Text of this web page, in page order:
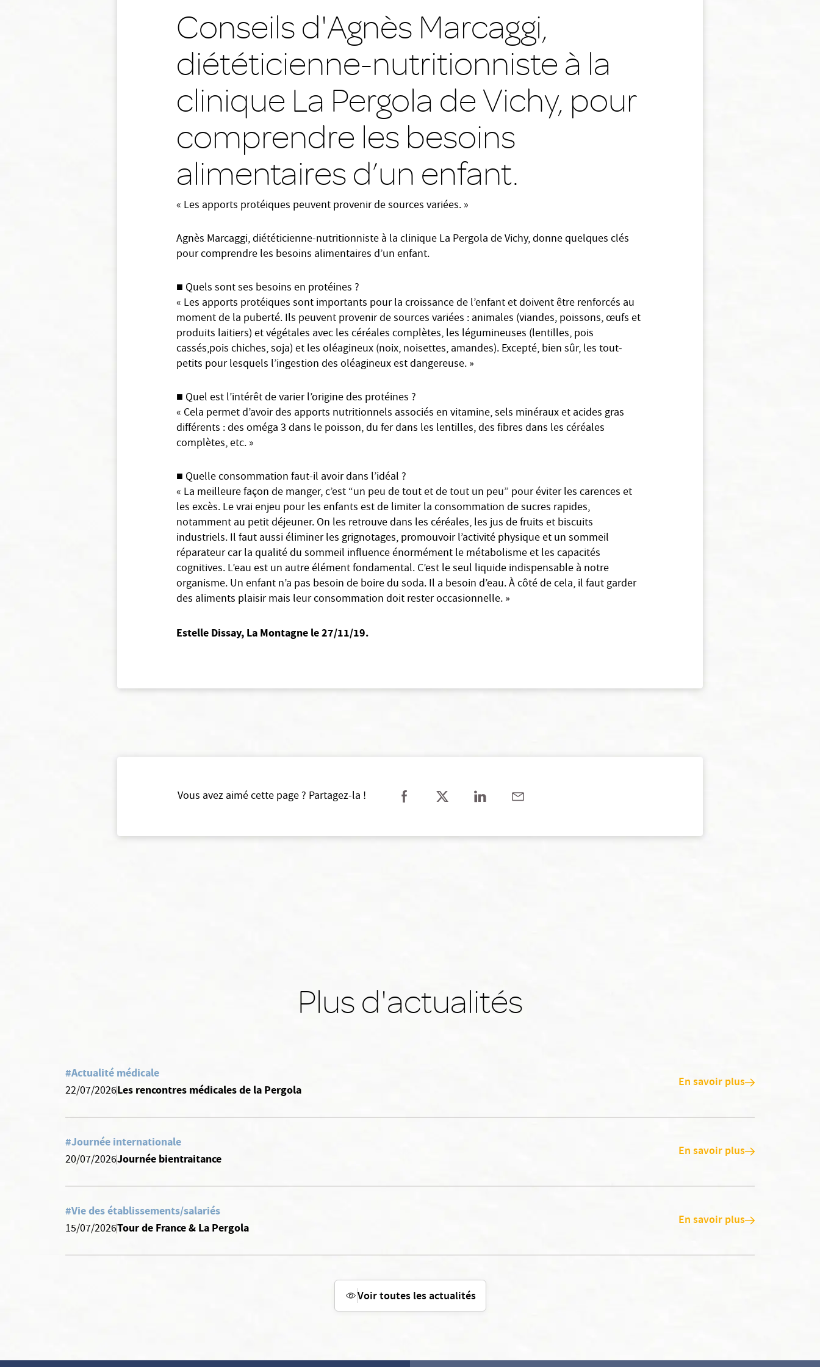
Conseils d'Agnès Marcaggi,
diététicienne-nutritionniste à la
clinique La Pergola de Vichy, pour
comprendre les besoins
alimentaires d’un enfant.
« Les apports protéiques peuvent provenir de sources variées. »
Agnès Marcaggi, diététicienne-nutritionniste à la clinique La Pergola de Vichy, donne quelques clés
pour comprendre les besoins alimentaires d’un enfant.
■ Quels sont ses besoins en protéines ?
« Les apports protéiques sont importants pour la croissance de l’enfant et doivent être renforcés au
moment de la puberté. Ils peuvent provenir de sources variées : animales (viandes, poissons, œufs et
produits laitiers) et végétales avec les céréales complètes, les légumineuses (lentilles, pois
cassés,pois chiches, soja) et les oléagineux (noix, noisettes, amandes). Excepté, bien sûr, les tout­
petits pour lesquels l’ingestion des oléagineux est dangereuse. »
■ Quel est l’intérêt de varier l’origine des protéines ?
« Cela permet d’avoir des apports nutritionnels associés en vitamine, sels minéraux et acides gras
différents : des oméga 3 dans le poisson, du fer dans les lentilles, des fibres dans les céréales
complètes, etc. »
■ Quelle consommation faut-il avoir dans l’idéal ?
« La meilleure façon de manger, c’est “un peu de tout et de tout un peu” pour éviter les carences et
les excès. Le vrai enjeu pour les enfants est de limiter la consommation de sucres rapides,
notamment au petit déjeuner. On les retrouve dans les céréales, les jus de fruits et biscuits
industriels. Il faut aussi éliminer les grignotages, promouvoir l’activité physique et un sommeil
réparateur car la qualité du sommeil influence énormément le métabolisme et les capacités
cognitives. L’eau est un autre élément fondamental. C’est le seul liquide indispensable à notre
organisme. Un enfant n’a pas besoin de boire du soda. Il a besoin d’eau. À côté de cela, il faut garder
des aliments plaisir mais leur consommation doit rester occasionnelle. »
Estelle Dissay, La Montagne le 27/11/19.
Vous avez aimé cette page ? Partagez-la !
Plus d'actualités
#Actualité médicale
22/07/2026Les rencontres médicales de la Pergola En savoir plus
#Journée internationale
20/07/2026Journée bientraitance En savoir plus
#Vie des établissements/salariés
15/07/2026Tour de France & La Pergola En savoir plus
Voir toutes les actualités